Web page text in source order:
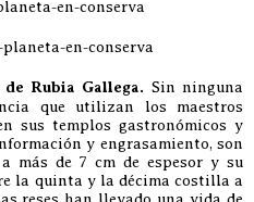
Rubia Gallega. Sin ninguna
que utilizan los maestros
sus templos gastronómicos y
y engrasamiento, son
más de 7 cm de espesor y su
la quinta y la décima costilla a
reses han llevado una vida de